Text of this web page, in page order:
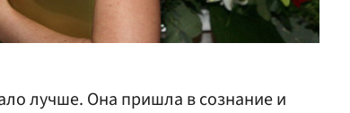
лучше. Она пришла в сознание и